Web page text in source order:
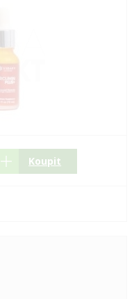
Koupit